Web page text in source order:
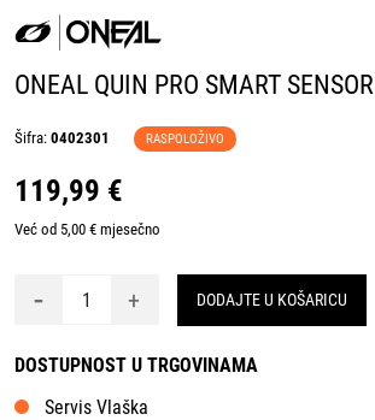
ONEAL QUIN PRO SMART SENSOR
Šifra: 0402301 RASPOLOŽIVO
119,99 €
Već od 5,00 € mjesečno
- + DODAJTE U KOŠARICU
DOSTUPNOST U TRGOVINAMA
Servis Vlaška